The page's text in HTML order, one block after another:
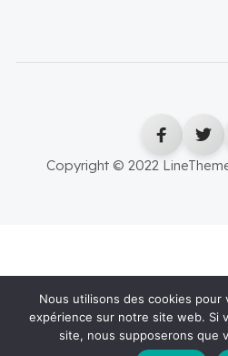
Copyright © 2022
Nous utilisons des cookies pour
expérience sur notre site web. Si
site, nous supposerons que